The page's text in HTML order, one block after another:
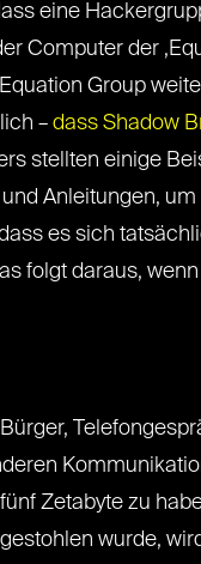
eine
Computer der
Group
– dass Shadow
stellten einige
Anleitungen, um
es sich
folgt daraus,
Zetabyte zu
wurde,